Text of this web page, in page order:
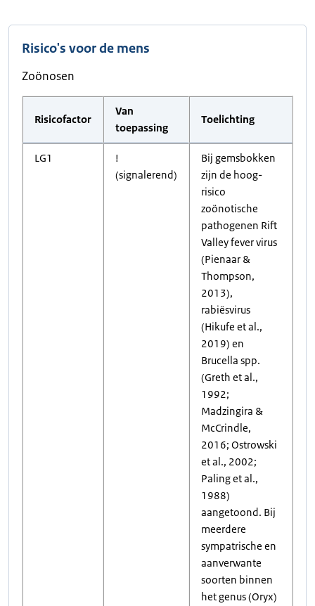
Risico's voor de mens
Zoönosen
Risicofactor
Van
toepassing
Toelichting
LG1
!
(signalerend)
Bij gemsbokken
zijn de hoog-
risico
zoönotische
pathogenen Rift
Valley fever virus
(Pienaar &
Thompson,
2013),
rabiësvirus
(Hikufe et al.,
2019) en
Brucella spp.
(Greth et al.,
1992;
Madzingira &
McCrindle,
2016; Ostrowski
et al., 2002;
Paling et al.,
1988)
aangetoond. Bij
meerdere
sympatrische en
aanverwante
soorten binnen
het genus (Oryx)